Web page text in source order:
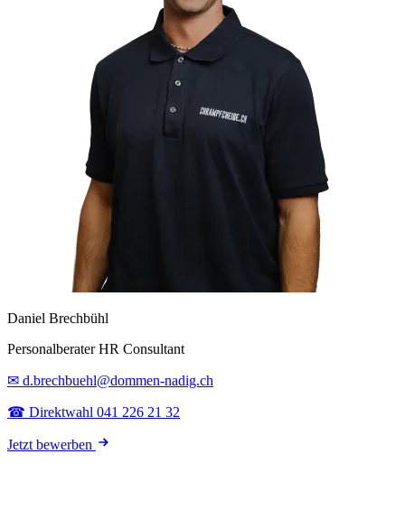
Daniel Brechbühl
Personalberater HR Consultant
✉ d.brechbuehl@dommen-nadig.ch
☎ Direktwahl 041 226 21 32
Jetzt bewerben